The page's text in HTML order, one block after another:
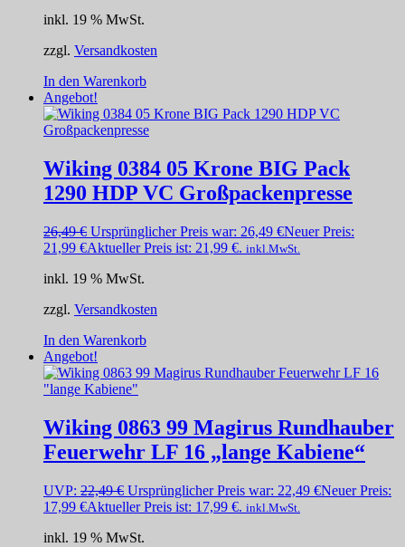
inkl. 19 % MwSt.
zzgl. Versandkosten
In den Warenkorb
Angebot!
Wiking 0384 05 Krone BIG Pack
1290 HDP VC Großpackenpresse
26,49€ Ursprünglicher Preis war: 26,49 €Neuer Preis:
21,99 €Aktueller Preis ist: 21,99 €. inkl.MwSt.
inkl. 19 % MwSt.
zzgl. Versandkosten
In den Warenkorb
Angebot!
Wiking 0863 99 Magirus Rundhauber
Feuerwehr LF 16 „lange Kabiene“
UVP: 22,49€ Ursprünglicher Preis war: 22,49 €Neuer Preis:
17,99 €Aktueller Preis ist: 17,99 €. inkl.MwSt.
inkl. 19 % MwSt.